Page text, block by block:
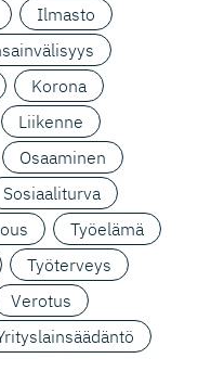
Ilmasto
Korona
Liikenne
Osaaminen
Sosiaaliturva
Työelämä
Työterveys
Verotus